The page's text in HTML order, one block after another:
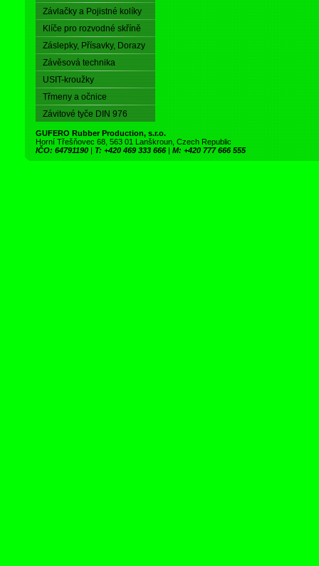
Závlačky a Pojistné kolíky
Klíče pro rozvodné skříně
Záslepky, Přísavky, Dorazy
Závěsová technika
USIT-kroužky
Třmeny a očnice
Závitové tyče DIN 976
GUFERO Rubber Production, s.r.o.
Horní Třešňovec 68, 563 01 Lanškroun, Czech Republic
IČO: 64791190 | T: +420 469 333 666 | M: +420 777 666 555